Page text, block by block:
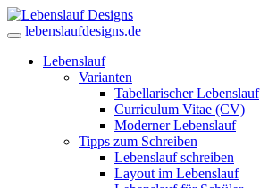
lebenslaufdesigns.de
Lebenslauf
Varianten
Tabellarischer Lebenslauf
Curriculum Vitae (CV)
Moderner Lebenslauf
Tipps zum Schreiben
Lebenslauf schreiben
Layout im Lebenslauf